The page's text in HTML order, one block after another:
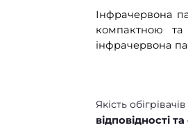
Інфрачервона
компактною та
інфрачервона
Якість обігрівачів
відповідності